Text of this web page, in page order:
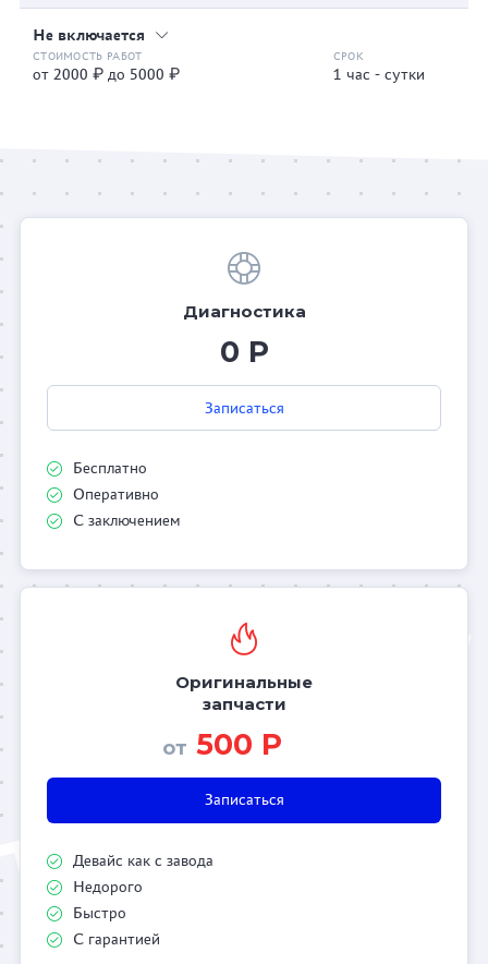
Не включается
от 2000 ₽ до 5000 ₽ 1 час - сутки
Диагностика
0 Р
Записаться
Бесплатно
Оперативно
С заключением
Оригинальные
запчасти
от 500 Р
Записаться
Девайс как с завода
Недорого
Быстро
С гарантией